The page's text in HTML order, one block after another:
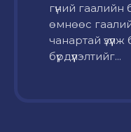
гүний гаалийн
өмнөөс
чанартай
бүрдүүлэлтийг...